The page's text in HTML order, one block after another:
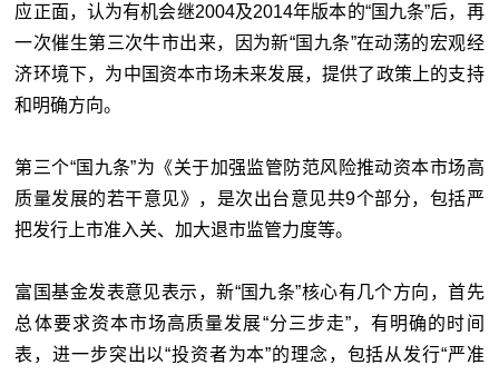
应正面，认为有机会继2004及2014年版本的“国九条”后，再
一次催生第三次牛市出来，因为新“国九条”在动荡的宏观经
济环境下，为中国资本市场未来发展，提供了政策上的支持
和明确方向。
第三个“国九条”为《关于加强监管防范风险推动资本市场高
质量发展的若干意见》，是次出台意见共9个部分，包括严
把发行上市准入关、加大退市监管力度等。
富国基金发表意见表示，新“国九条”核心有几个方向，首先
总体要求资本市场高质量发展“分三步走”，有明确的时间
表，进一步突出以“投资者为本”的理念，包括从发行“严准